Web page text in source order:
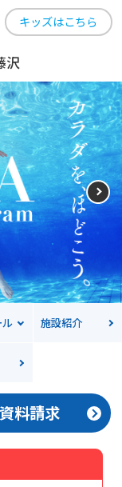
キッズはこちら
沢
ル 施設紹介
資料請求